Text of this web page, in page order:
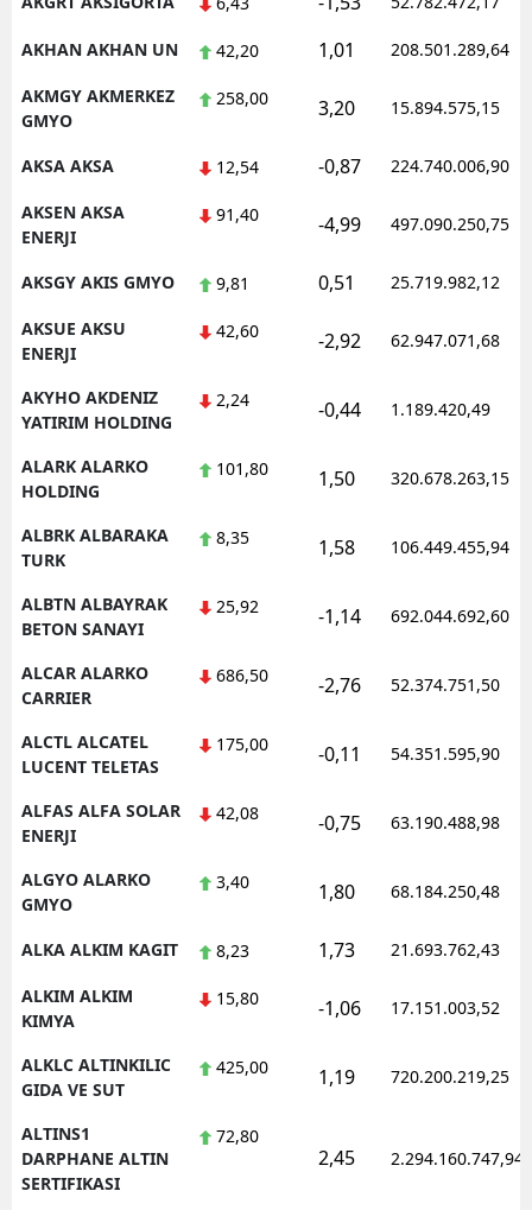
AKHAN AKHAN UN 42,20 1,01 208.501.289,64
AKMGY AKMERKEZ
GMYO
258,00 3,20 15.894.575,15
AKSA AKSA 12,54 -0,87 224.740.006,90
AKSEN AKSA
ENERJI
91,40 -4,99 497.090.250,75
AKSGY AKIS GMYO 9,81 0,51 25.719.982,12
AKSUE AKSU
ENERJI
42,60 -2,92 62.947.071,68
AKYHO AKDENIZ
YATIRIM HOLDING
2,24 -0,44 1.189.420,49
ALARK ALARKO
HOLDING
101,80 1,50 320.678.263,15
ALBRK ALBARAKA
TURK
8,35 1,58 106.449.455,94
ALBTN ALBAYRAK
BETON SANAYI
25,92 -1,14 692.044.692,60
ALCAR ALARKO
CARRIER
686,50 -2,76 52.374.751,50
ALCTL ALCATEL
LUCENT TELETAS
175,00 -0,11 54.351.595,90
ALFAS ALFA SOLAR
ENERJI
42,08 -0,75 63.190.488,98
ALGYO ALARKO
GMYO
3,40 1,80 68.184.250,48
ALKA ALKIM KAGIT 8,23 1,73 21.693.762,43
ALKIM ALKIM
KIMYA
15,80 -1,06 17.151.003,52
ALKLC ALTINKILIC
GIDA VE SUT
425,00 1,19 720.200.219,25
ALTINS1
DARPHANE ALTIN
SERTIFIKASI
72,80
2,45 2.294.160.747,94